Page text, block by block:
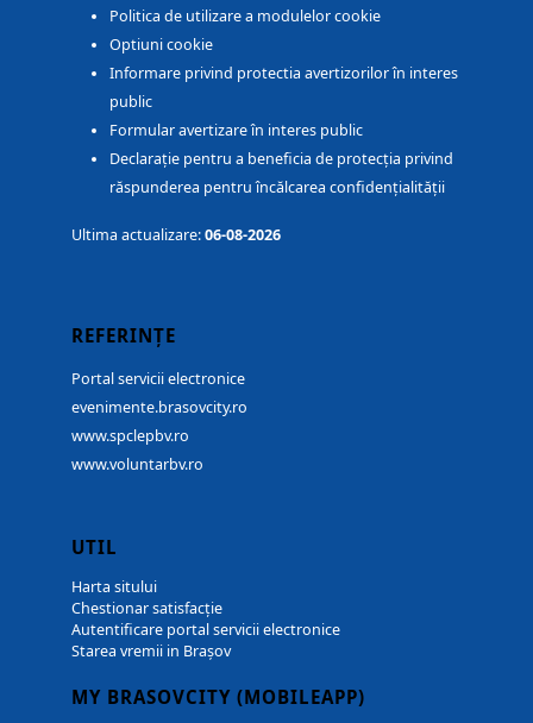
Politica de utilizare a modulelor cookie
Optiuni cookie
Informare privind protectia avertizorilor în interes
public
Formular avertizare în interes public
Declarație pentru a beneficia de protecția privind
răspunderea pentru încălcarea confidențialității
Ultima actualizare:06-08-2026
REFERINȚE
Portal servicii electronice
evenimente.brasovcity.ro
www.spclepbv.ro
www.voluntarbv.ro
UTIL
Harta sitului
Chestionar satisfacție
Autentificare portal servicii electronice
Starea vremii in Brașov
MY BRASOVCITY (MOBILEAPP)